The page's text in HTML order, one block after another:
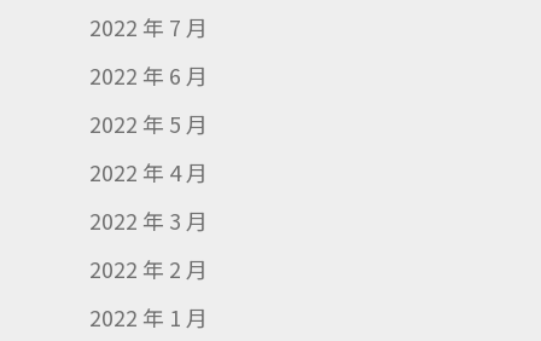
2022 年 7 月
2022 年 6 月
2022 年 5 月
2022 年 4 月
2022 年 3 月
2022 年 2 月
2022 年 1 月